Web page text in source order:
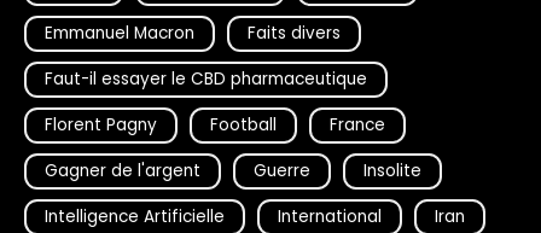
Emmanuel Macron
Faits divers
Faut-il essayer le CBD pharmaceutique
Florent Pagny
Football
France
Gagner de l'argent
Guerre
Insolite
Intelligence Artificielle
International Iran